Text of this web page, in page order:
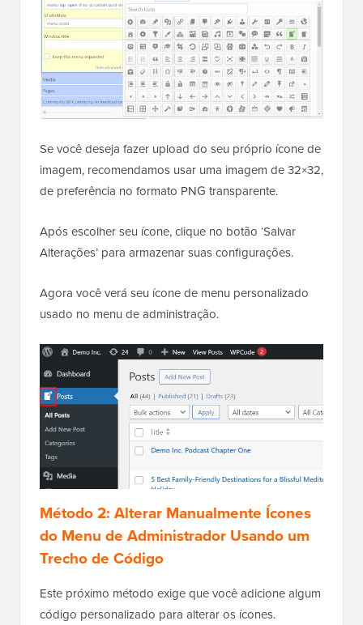
Se você deseja fazer upload do seu próprio ícone de
imagem, recomendamos usar uma imagem de 32×32,
de preferência no formato PNG transparente.
Após escolher seu ícone, clique no botão ‘Salvar
Alterações’ para armazenar suas configurações.
Agora você verá seu ícone de menu personalizado
usado no menu de administração.
Método 2: Alterar Manualmente Ícones
do Menu de Administrador Usando um
Trecho de Código
Este próximo método exige que você adicione algum
código personalizado para alterar os ícones.